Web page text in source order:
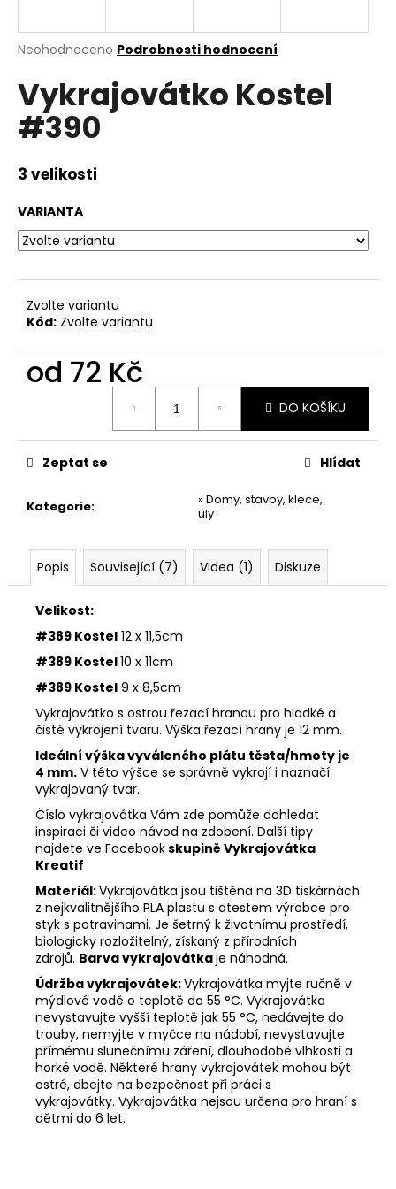
Průměrné
produktu
je
0,0
z
hvězdiček.
Neohodnoceno Podrobnosti hodnocení
Vykrajovátko Kostel
#390
3 velikosti
VARIANTA
Zvolte variantu
Kód: Zvolte variantu
od 72 Kč
DO KOŠÍKU
Kategorie:
» Domy, stavby, klece,
úly
Zeptat se Hlídat
Popis Související (7) Videa (1) Diskuze
Velikost:
#389 Kostel 12 x 11,5cm
#389 Kostel10 x 11cm
#389 Kostel 9 x 8,5cm
Vykrajovátko s ostrou řezací hranou pro hladké a
čisté vykrojení tvaru. Výška řezací hrany je 12 mm.
Ideální výška vyváleného plátu těsta/hmoty je
4 mm. V této výšce se správně vykrojí i naznačí
vykrajovaný tvar.
Číslo vykrajovátka Vám zde pomůže dohledat
inspiraci či video návod na zdobení. Další tipy
najdete ve Facebookskupině Vykrajovátka
Kreatif
Materiál:Vykrajovátka jsou tištěna na 3D tiskárnách
z nejkvalitnějšího PLA plastu s atestem výrobce pro
styk s potravinami. Je šetrný k životnímu prostředí,
biologicky rozložitelný, získaný z přírodních
zdrojů. Barva vykrajovátkaje náhodná.
Údržba vykrajovátek:Vykrajovátka myjte ručně v
mýdlové vodě o teplotě do 55 °C. Vykrajovátka
nevystavujte vyšší teplotě jak 55 °C, nedávejte do
trouby, nemyjte v myčce na nádobí, nevystavujte
přímému slunečnímu záření, dlouhodobé vlhkosti a
horké vodě. Některé hrany vykrajovátek mohou být
ostré, dbejte na bezpečnost při práci s
vykrajovátky. Vykrajovátka nejsou určena pro hraní s
dětmi do 6 let.
j
t
?
D
o
p
u
j
e
e
VYKRAJOVÁTKA
ŠKOLA
#860
37
Kč